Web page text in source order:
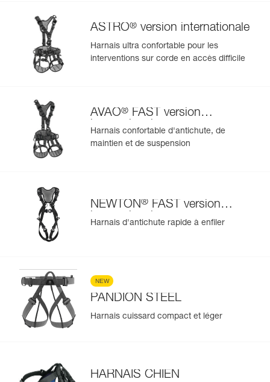
ASTRO® version internationale
Harnais ultra confortable pour les
interventions sur corde en accès difficile
AVAO® FAST version
internationale
Harnais confortable d'antichute, de
maintien et de suspension
NEWTON® FAST version
internationale
Harnais d'antichute rapide à enfiler
NEW
PANDION STEEL
Harnais cuissard compact et léger
HARNAIS CHIEN